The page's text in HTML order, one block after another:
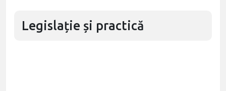
Legislație și practică